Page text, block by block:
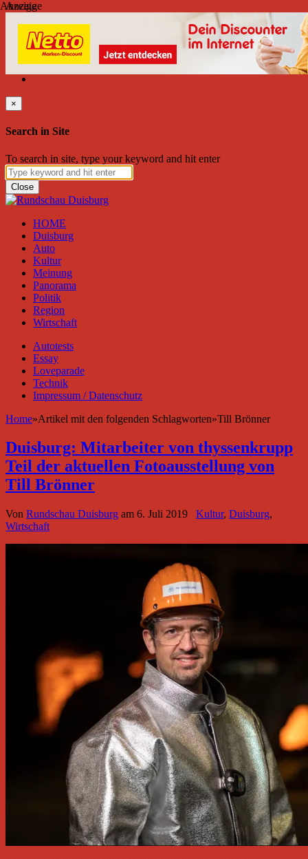
Freitag, August 07, 2026
Friend on Facebook Follow on Twitter
Subscribe to RSS
Search
×
Search in Site
To search in site, type your keyword and hit enter
Close
HOME
Duisburg
Auto
Kultur
Meinung
Panorama
Politik
Region
Wirtschaft
Autotests
Essay
Loveparade
Technik
Impressum / Datenschutz
Home»Artikel mit den folgenden Schlagworten»Till Brönner
Duisburg: Mitarbeiter von thyssenkrupp
Teil der aktuellen Fotoausstellung von
Till Brönner
Von Rundschau Duisburg am 6. Juli 2019 Kultur, Duisburg,
Wirtschaft
Anzeige
Anzeige